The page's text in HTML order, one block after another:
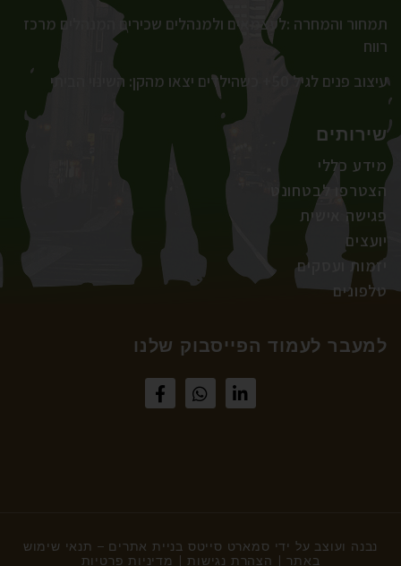
תמחור והמחרה :לעצמאים ולמנהלים שכירים המנהלים מרכז
רווח
עיצוב פנים לגיל 50+ כשהילדים יצאו מהקן: השינוי הביתי
שירותים
מידע כללי
הצטרפו לבטחונט
פגישה אישית
יועצים
יזמות ועסקים
טלפונים
למעבר לעמוד הפייסבוק שלנו
נבנה ועוצב על ידי סמארט סייטס בניית אתרים – תנאי שימוש
באתר| הצהרת נגישות | מדיניות פרטיות